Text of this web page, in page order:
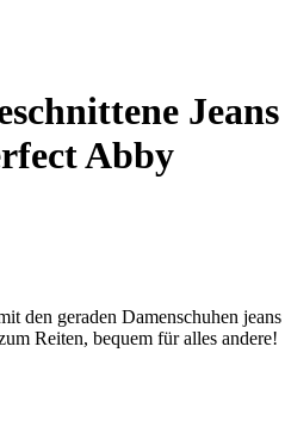
Jeans
Abby
den geraden Damenschuhen jeans
Reiten, bequem für alles andere!